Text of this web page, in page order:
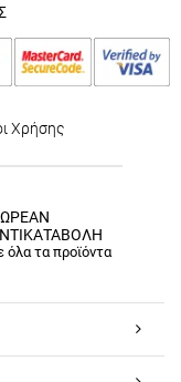
Χρήσης
όλα τα προϊόντα